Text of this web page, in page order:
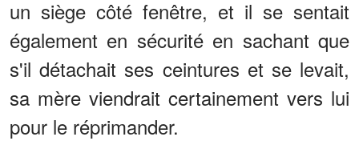
un siège côté fenêtre, et il se sentait
également en sécurité en sachant que
s'il détachait ses ceintures et se levait,
sa mère viendrait certainement vers lui
pour le réprimander.